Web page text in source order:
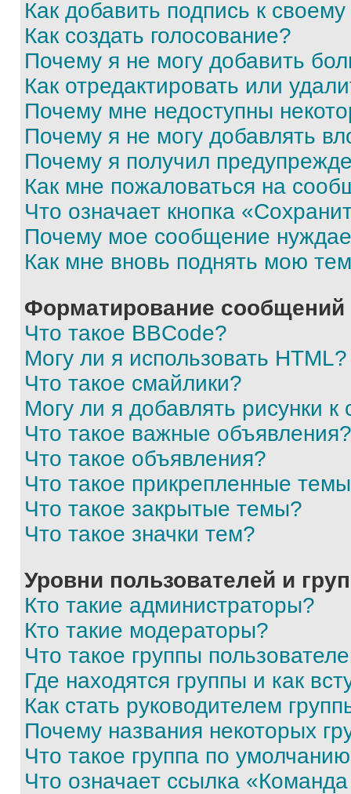
Как добавить подпись к
Как создать голосование?
Почему я не могу добавить
Как отредактировать или
Почему мне недоступны
Почему я не могу добавлять
Почему я получил
Как мне пожаловаться на
Что означает кнопка
Почему мое сообщение
Как мне вновь поднять мою
Форматирование
Что такое BBCode?
Могу ли я использовать HTML?
Что такое смайлики?
Могу ли я добавлять рисунки
Что такое важные объявления?
Что такое объявления?
Что такое прикрепленные
Что такое закрытые темы?
Что такое значки тем?
Уровни пользователей и
Кто такие администраторы?
Кто такие модераторы?
Что такое группы
Где находятся группы и как
Как стать руководителем
Почему названия некоторых
Что такое группа по
Что означает ссылка